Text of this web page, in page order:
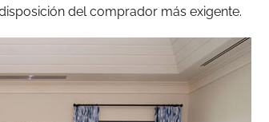
del comprador más exigente.